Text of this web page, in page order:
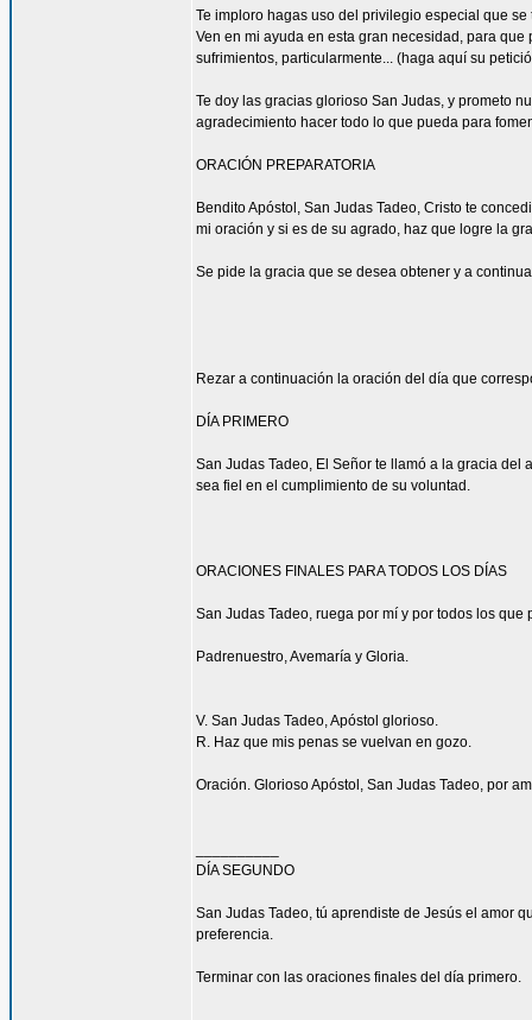
Te imploro hagas uso del privilegio especial que
Ven en mi ayuda en esta gran necesidad, para
sufrimientos, particularmente... (haga aquí su
Te doy las gracias glorioso San Judas, y prometo
agradecimiento hacer todo lo que pueda para
ORACIÓN PREPARATORIA
Bendito Apóstol, San Judas Tadeo, Cristo te
mi oración y si es de su agrado, haz que logre la
Se pide la gracia que se desea obtener y a
Rezar a continuación la oración del día que
DÍA PRIMERO
San Judas Tadeo, El Señor te llamó a la gracia
sea fiel en el cumplimiento de su voluntad.
ORACIONES FINALES PARA TODOS LOS DÍAS
San Judas Tadeo, ruega por mí y por todos los que
Padrenuestro, Avemaría y Gloria.
V. San Judas Tadeo, Apóstol glorioso.
R. Haz que mis penas se vuelvan en gozo.
Oración. Glorioso Apóstol, San Judas Tadeo, por
DÍA SEGUNDO
San Judas Tadeo, tú aprendiste de Jesús el amor
preferencia.
Terminar con las oraciones finales del día primero.